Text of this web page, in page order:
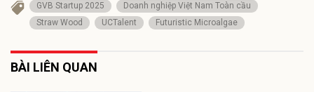
GVB Startup 2025
Doanh nghiệp Việt Nam Toàn cầu
Straw Wood
UCTalent Futuristic Microalgae
BÀI LIÊN QUAN